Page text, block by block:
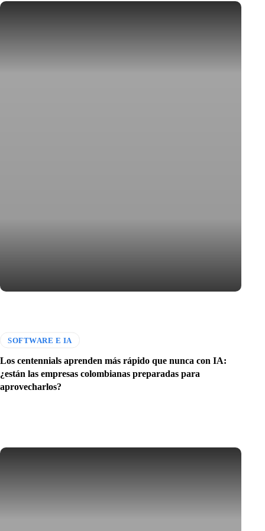
SOFTWARE E IA
Los centennials aprenden más rápido que nunca con IA:
¿están las empresas colombianas preparadas para
aprovecharlos?